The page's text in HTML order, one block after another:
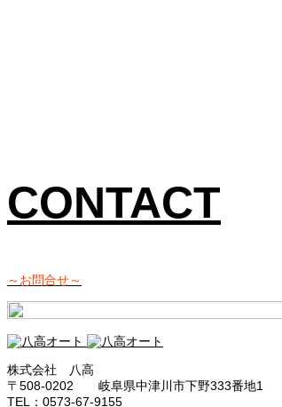
CONTACT
～お問合せ～
株式会社 八高
〒508-0202 岐阜県中津川市下野333番地1
TEL：0573-67-9155